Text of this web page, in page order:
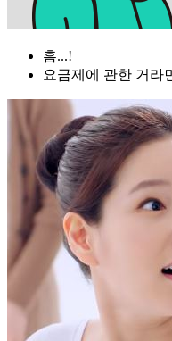
흠...!
요금제에 관한 거라